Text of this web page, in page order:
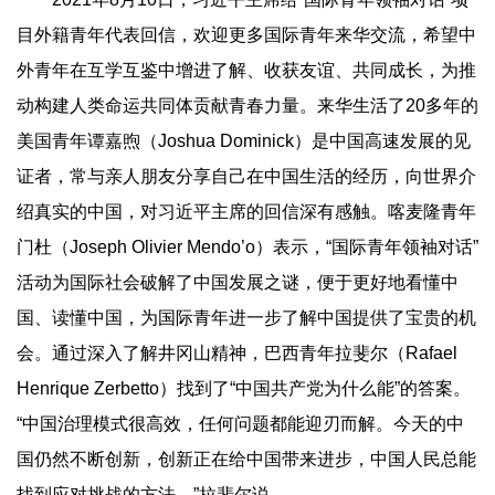
目外籍青年代表回信，欢迎更多国际青年来华交流，希望中
外青年在互学互鉴中增进了解、收获友谊、共同成长，为推
动构建人类命运共同体贡献青春力量。来华生活了20多年的
美国青年谭嘉煦（Joshua Dominick）是中国高速发展的见
证者，常与亲人朋友分享自己在中国生活的经历，向世界介
绍真实的中国，对习近平主席的回信深有感触。喀麦隆青年
门杜（Joseph Olivier Mendo’o）表示，“国际青年领袖对话”
活动为国际社会破解了中国发展之谜，便于更好地看懂中
国、读懂中国，为国际青年进一步了解中国提供了宝贵的机
会。通过深入了解井冈山精神，巴西青年拉斐尔（Rafael
Henrique Zerbetto）找到了“中国共产党为什么能”的答案。
“中国治理模式很高效，任何问题都能迎刃而解。今天的中
国仍然不断创新，创新正在给中国带来进步，中国人民总能